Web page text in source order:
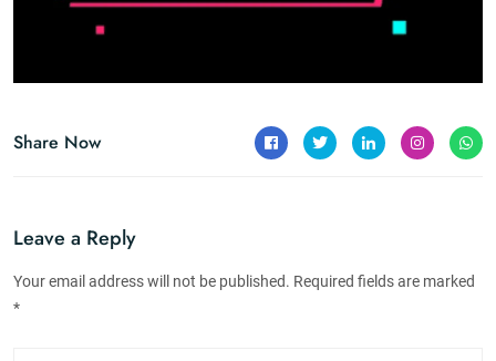
Share Now
Leave a Reply
Your email address will not be published. Required fields are marked
*